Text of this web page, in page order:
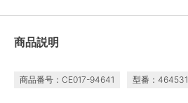
商品説明
商品番号：CE017-94641 型番：464531